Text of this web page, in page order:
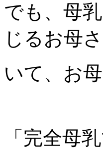
でも、母
じるお母
いて、お
「完全母